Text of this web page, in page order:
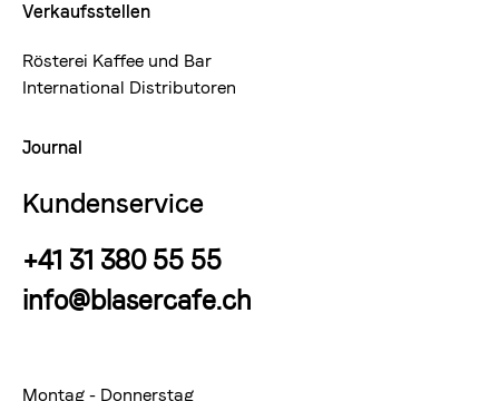
Verkaufsstellen
Rösterei Kaffee und Bar
International Distributoren
Journal
Kundenservice
+41 31 380 55 55
info@blasercafe.ch
Montag - Donnerstag